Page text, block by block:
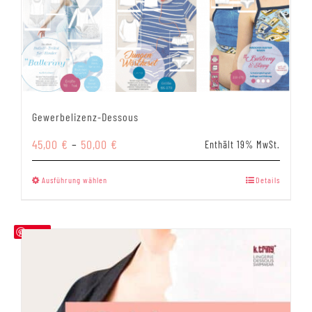
Gewerbelizenz-Dessous
45,00 € – 50,00 €
45,00 €
Enthält 19% MwSt.
Ausführung wählen
mehrere
Varianten
auf.
Die
Optionen
Details
Save